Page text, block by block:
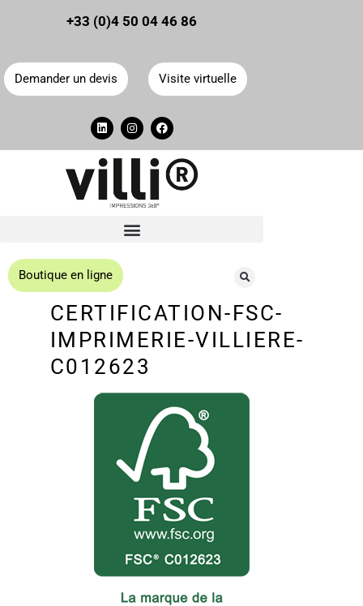
Panneau de gestion des cookies
+33 (0)4 50 04 46 86
Demander un devis Visite virtuelle
Boutique en ligne
CERTIFICATION-FSC-
IMPRIMERIE-VILLIERE-
C012623